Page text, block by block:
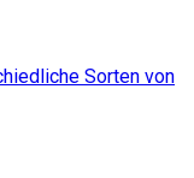
Sorten von